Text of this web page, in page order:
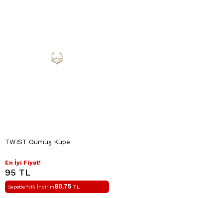
TWIST Gümüş Küpe
En İyi Fiyat!
95 TL
Sepette %15 İndirim80,75 TL